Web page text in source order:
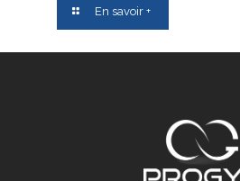
En savoir +